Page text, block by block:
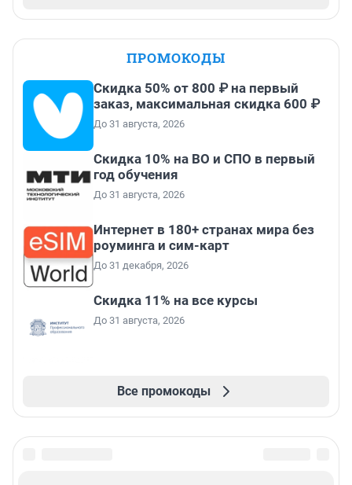
ПРОМОКОДЫ
Скидка 50% от 800 ₽ на первый
заказ, максимальная скидка 600 ₽
До 31 августа, 2026
Скидка 10% на ВО и СПО в первый
год обучения
До 31 августа, 2026
Интернет в 180+ странах мира без
роуминга и сим-карт
До 31 декабря, 2026
Скидка 11% на все курсы
До 31 августа, 2026
Все промокоды